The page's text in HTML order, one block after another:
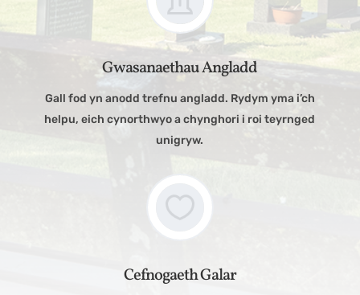
Gwasanaethau Angladd
Gall fod yn anodd trefnu angladd. Rydym yma i’ch
helpu, eich cynorthwyo a chynghori i roi teyrnged
unigryw.
Cefnogaeth Galar